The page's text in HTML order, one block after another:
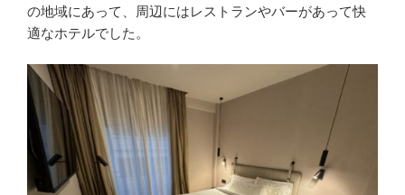
の地域にあって、周辺にはレストランやバーがあって快
適なホテルでした。